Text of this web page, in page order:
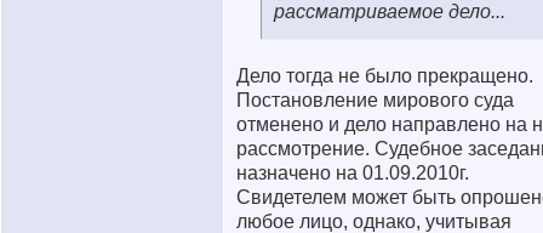
рассматриваемое дело...
Дело тогда не было прекращено.
Постановление мирового суда
отменено и дело направлено на
рассмотрение. Судебное
назначено на 01.09.2010г.
Свидетелем может быть
любое лицо, однако, учитывая